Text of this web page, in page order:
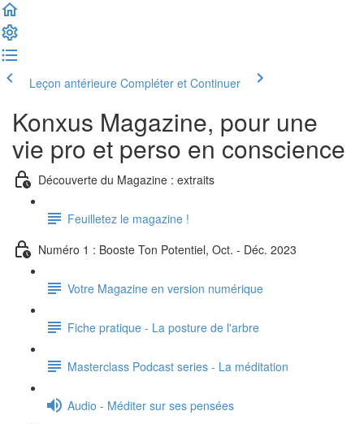
Leçon antérieure Compléter et Continuer
Konxus Magazine, pour une
vie pro et perso en conscience
Découverte du Magazine : extraits
Feuilletez le magazine !
Numéro 1 : Booste Ton Potentiel, Oct. - Déc. 2023
Votre Magazine en version numérique
Fiche pratique - La posture de l'arbre
Masterclass Podcast series - La méditation
Audio - Méditer sur ses pensées